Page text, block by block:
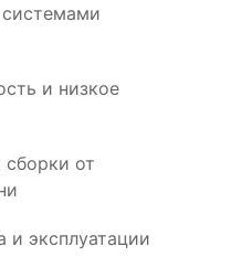
и низкое
сборки от
и эксплуатации